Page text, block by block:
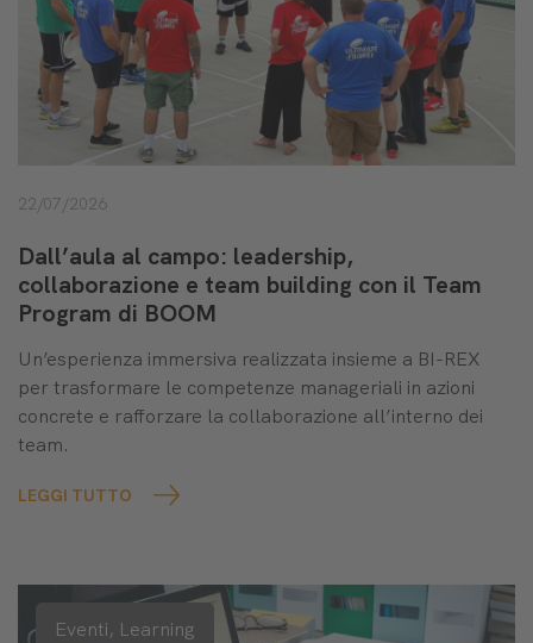
22/07/2026
Dall’aula al campo: leadership,
collaborazione e team building con il Team
Program di BOOM
Un’esperienza immersiva realizzata insieme a BI-REX
per trasformare le competenze manageriali in azioni
concrete e rafforzare la collaborazione all’interno dei
team.
LEGGI TUTTO
Eventi, Learning